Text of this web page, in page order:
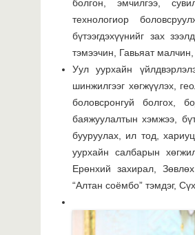
болгон, эмчилгээ,
технологиор
бүтээгдэхүүнийг зах
тэмээчин, Гавьяат
Уул уурхайн
шинжилгээг хөгжүүлэх,
боловсронгуй болгох,
баяжуулалтын хэмжээ,
бууруулах, ил тод,
уурхайн салбарын
Ерөнхий захирал,
“Алтан соёмбо” тэмдэг,